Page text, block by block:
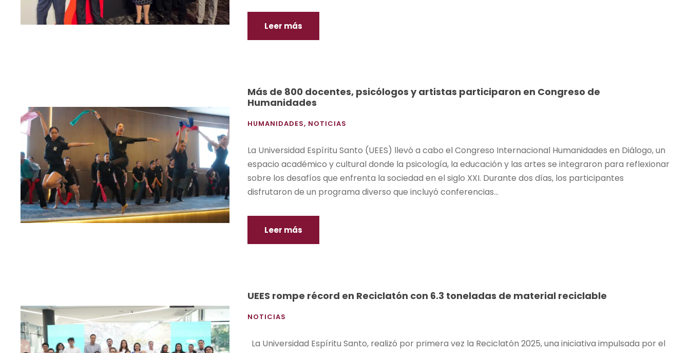
Leer más
Más de 800 docentes, psicólogos y artistas participaron en Congreso de
Humanidades
HUMANIDADES, NOTICIAS
La Universidad Espíritu Santo (UEES) llevó a cabo el Congreso Internacional Humanidades en Diálogo, un
espacio académico y cultural donde la psicología, la educación y las artes se integraron para reflexionar
sobre los desafíos que enfrenta la sociedad en el siglo XXI. Durante dos días, los participantes
disfrutaron de un programa diverso que incluyó conferencias...
Leer más
UEES rompe récord en Reciclatón con 6.3 toneladas de material reciclable
NOTICIAS
La Universidad Espíritu Santo, realizó por primera vez la Reciclatón 2025, una iniciativa impulsada por el